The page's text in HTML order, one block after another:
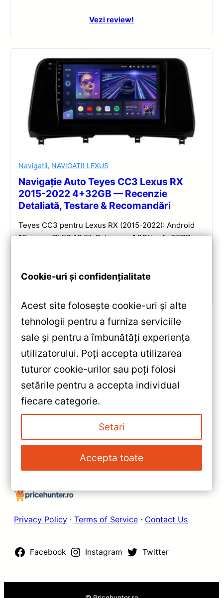
Vezi review!
Navigatii, NAVIGATII LEXUS
Navigație Auto Teyes CC3 Lexus RX
2015-2022 4+32GB — Recenzie
Detaliată, Testare & Recomandări
Teyes CC3 pentru Lexus RX (2015-2022): Android
10, ecran QLED 10.2″, Octa-core 1.8GHz, 4+32GB,
«Navigație Teyes CC3L Ford
F150 2009-2014 9” 4+32GB —
Recenzie Detaliată, Testare &
RecomandăriNavigație Auto 9″ QLED
4+32GB — Teyes CC2 Plus —
Recenzie Detaliată, Testare &
Recomandări
Privacy Policy · Terms of Service · Contact Us
Facebook Instagram Twitter
Cookie-uri și confidențialitate
Acest site folosește cookie-uri și alte
tehnologii pentru a furniza serviciile
sale și pentru a îmbunătăți experiența
utilizatorului. Poți accepta utilizarea
tuturor cookie-urilor sau poți folosi
setările pentru a accepta individual
fiecare categorie.
Setari
Accepta toate